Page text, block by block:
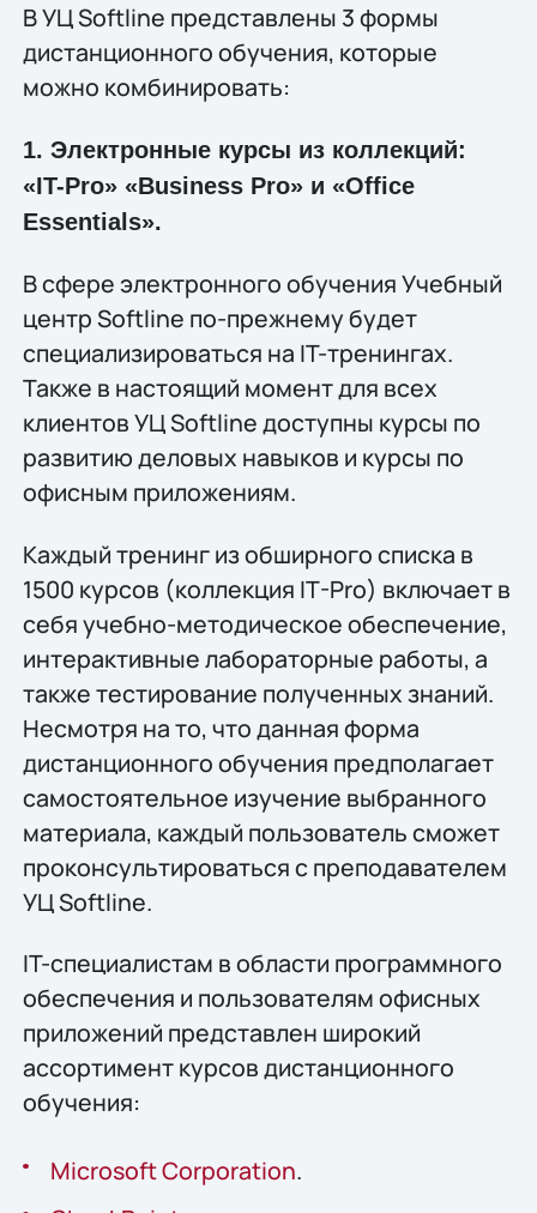
В УЦ Softline представлены 3 формы
дистанционного обучения, которые
можно комбинировать:
1. Электронные курсы из коллекций:
«IT-Pro» «Business Pro» и «Office
Essentials».
В сфере электронного обучения Учебный
центр Softline по-прежнему будет
специализироваться на IT-тренингах.
Также в настоящий момент для всех
клиентов УЦ Softline доступны курсы по
развитию деловых навыков и курсы по
офисным приложениям.
Каждый тренинг из обширного списка в
1500 курсов (коллекция IT-Pro) включает в
себя учебно-методическое обеспечение,
интерактивные лабораторные работы, а
также тестирование полученных знаний.
Несмотря на то, что данная форма
дистанционного обучения предполагает
самостоятельное изучение выбранного
материала, каждый пользователь сможет
проконсультироваться с преподавателем
УЦ Softline.
IT-специалистам в области программного
обеспечения и пользователям офисных
приложений представлен широкий
ассортимент курсов дистанционного
обучения:
Microsoft Corporation.